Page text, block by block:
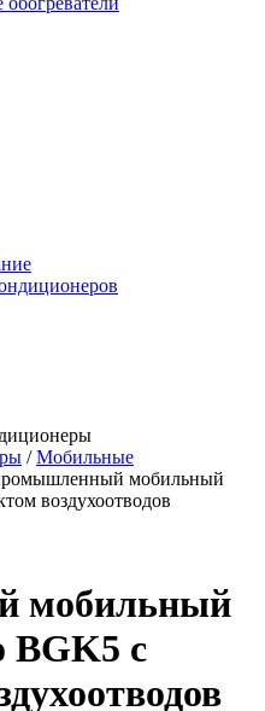
/Мобильные
мобильный
воздухоотводов
мобильный
BGK5 с